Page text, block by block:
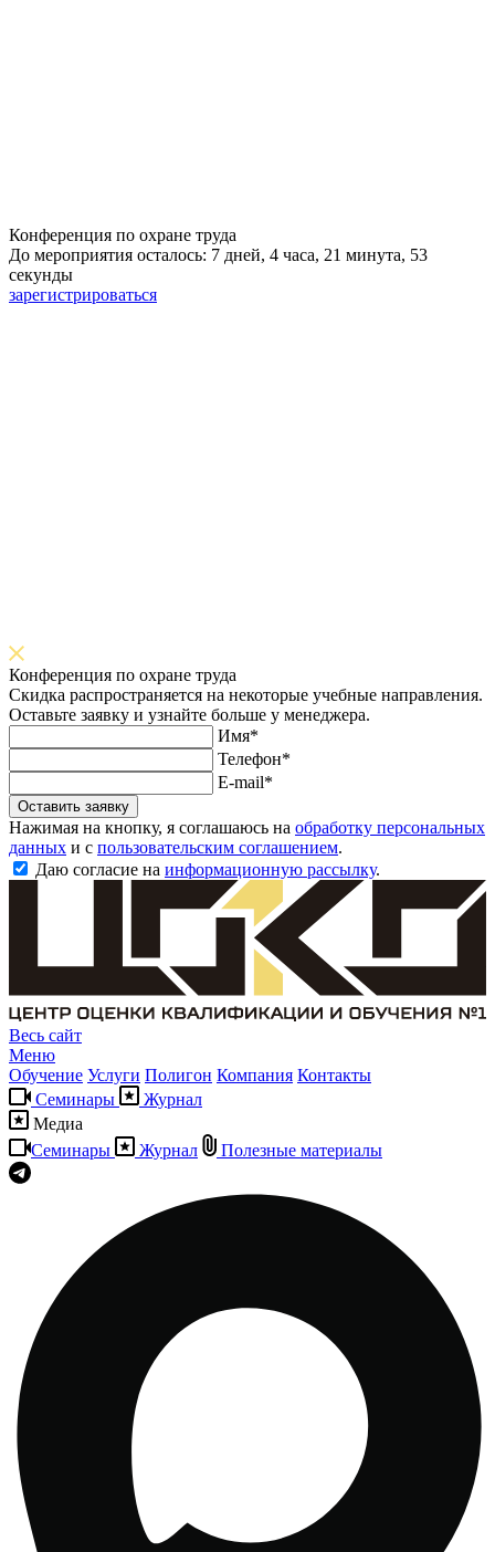
Конференция по охране труда
До мероприятия осталось: 7 дней, 4 часа, 21 минута, 52
секунды
зарегистрироваться
Конференция по охране труда
Скидка распространяется на некоторые учебные направления.
Оставьте заявку и узнайте больше у менеджера.
Имя*
Телефон*
E-mail*
Оставить заявку
Нажимая на кнопку, я соглашаюсь на обработку персональных
данных и с пользовательским соглашением.
Даю согласие на информационную рассылку.
Весь сайт
Меню
Обучение Услуги Полигон Компания Контакты
Семинары
Журнал
Медиа
Семинары
Журнал Полезные материалы